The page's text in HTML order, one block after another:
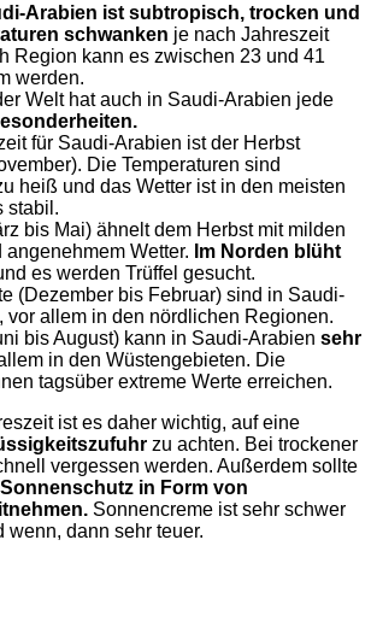
Arabien ist subtropisch, trocken und
schwanken je nach Jahreszeit
Region kann es zwischen 23 und 41
werden.
Welt hat auch in Saudi-Arabien jede
für Saudi-Arabien ist der Herbst
Die Temperaturen sind
heiß und das Wetter ist in den meisten
stabil.
bis Mai) ähnelt dem Herbst mit milden
angenehmem Wetter. Im Norden blüht
es werden Trüffel gesucht.
(Dezember bis Februar) sind in Saudi-
vor allem in den nördlichen Regionen.
bis August) kann in Saudi-Arabien sehr
in den Wüstengebieten. Die
tagsüber extreme Werte erreichen.
ist es daher wichtig, auf eine
zu achten. Bei trockener
vergessen werden. Außerdem sollte
Sonnenschutz in Form von
Sonnencreme ist sehr schwer
wenn, dann sehr teuer.